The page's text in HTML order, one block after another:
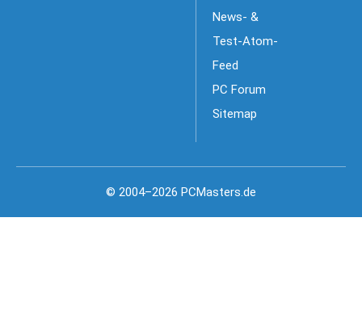
News- &
Test-Atom-
Feed
PC Forum
Sitemap
© 2004–2026 PCMasters.de